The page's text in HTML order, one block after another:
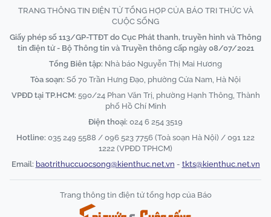
TRANG THÔNG TIN ĐIỆN TỬ TỔNG HỢP CỦA BÁO TRI THỨC VÀ
CUỘC SỐNG
Giấy phép số 113/GP-TTĐT do Cục Phát thanh, truyền hình và Thông
tin điện tử - Bộ Thông tin và Truyền thông cấp ngày 08/07/2021
Tổng Biên tập: Nhà báo Nguyễn Thị Mai Hương
Tòa soạn: Số 70 Trần Hưng Đạo, phường Cửa Nam, Hà Nội
VPĐD tại TP.HCM: 590/24 Phan Văn Trị, phường Hạnh Thông, Thành
phố Hồ Chí Minh
Điện thoại: 024 6 254 3519
Hotline: 035 249 5588 / 096 523 7756 (Toà soạn Hà Nội) / 091 122
1222 (VPĐD TPHCM)
Email: baotrithuccuocsong@kienthuc.net.vn - tkts@kienthuc.net.vn
Trang thông tin điện tử tổng hợp của Báo